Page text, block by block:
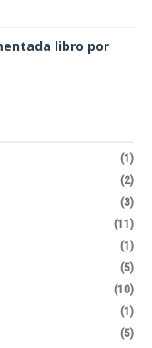
libro por
(1)
(2)
(3)
(11)
(1)
(5)
(10)
(1)
(5)